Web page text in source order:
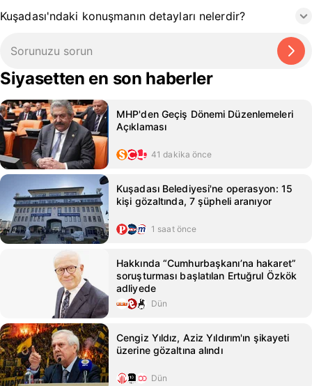
Kuşadası'ndaki konuşmanın detayları nelerdir?
Siyasetten en son haberler
MHP'den Geçiş Dönemi Düzenlemeleri
Açıklaması
41 dakika önce
Kuşadası Belediyesi'ne operasyon: 15
kişi gözaltında, 7 şüpheli aranıyor
1 saat önce
Hakkında “Cumhurbaşkanı’na hakaret”
soruşturması başlatılan Ertuğrul Özkök
adliyede
Dün
Cengiz Yıldız, Aziz Yıldırım'ın şikayeti
üzerine gözaltına alındı
Dün